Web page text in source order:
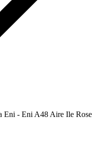
Eni - Eni A48 Aire Ile Rose